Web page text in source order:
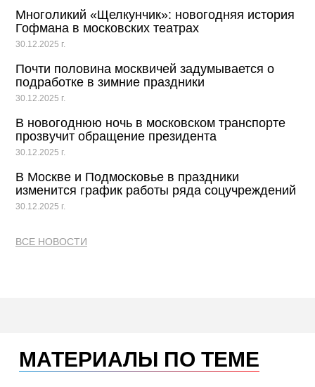
Многоликий «Щелкунчик»: новогодняя история
Гофмана в московских театрах
30.12.2025 г.
Почти половина москвичей задумывается о
подработке в зимние праздники
30.12.2025 г.
В новогоднюю ночь в московском транспорте
прозвучит обращение президента
30.12.2025 г.
В Москве и Подмосковье в праздники
изменится график работы ряда соцучреждений
30.12.2025 г.
ВСЕ НОВОСТИ
МАТЕРИАЛЫ ПО ТЕМЕ